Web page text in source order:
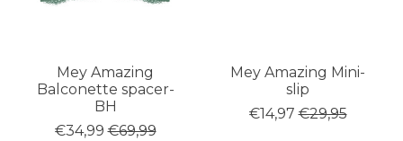
Mey Amazing
Balconette spacer-
BH
€34,99 €69,99
Mey Amazing Mini-
slip
€14,97 €29,95